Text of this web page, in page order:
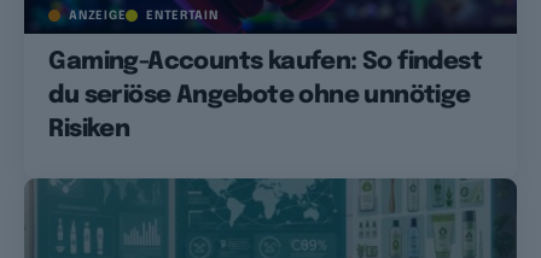
ANZEIGE ENTERTAIN
Gaming-Accounts kaufen: So findest
du seriöse Angebote ohne unnötige
Risiken